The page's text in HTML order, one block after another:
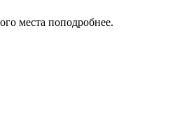
места поподробнее.